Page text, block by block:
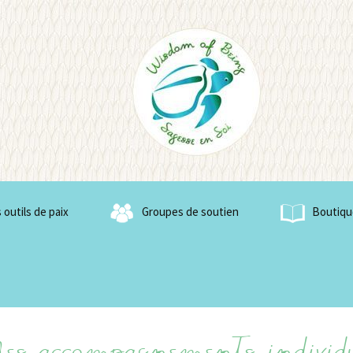
Being
de paix Groupes de soutien